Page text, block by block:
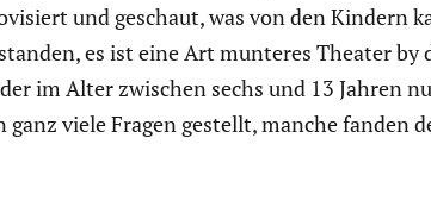
und geschaut, was von den Kindern
es ist eine Art munteres Theater
im Alter zwischen sechs und 13 Jahren
viele Fragen gestellt, manche fanden